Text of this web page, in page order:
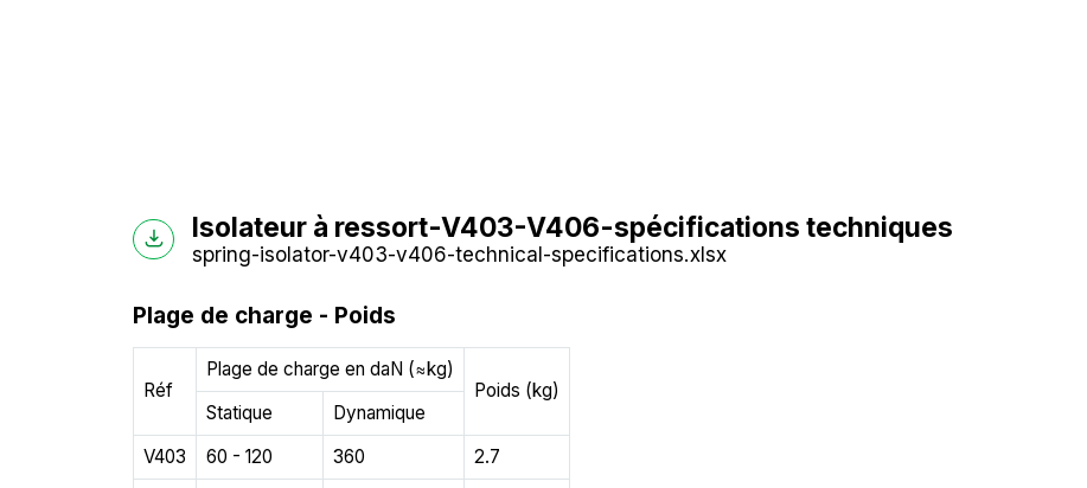
Isolateur à ressort-V403-V406-spécifications techniques
spring-isolator-v403-v406-technical-specifications.xlsx
Plage de charge - Poids
Réf
Plage de charge en daN (≈kg)
Poids (kg)
Statique
Dynamique
V403
60 - 120 360
2.7